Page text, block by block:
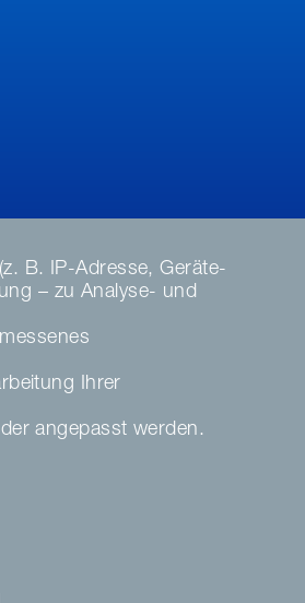
B. IP-Adresse, Geräte-
– zu Analyse- und
Ihrer
angepasst werden.